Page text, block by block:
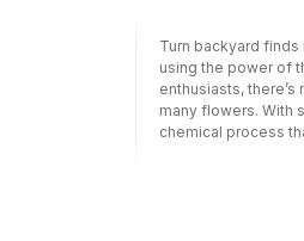
Turn backyard
using the power of the sun!
enthusiasts, there’s
many flowers. With
chemical process